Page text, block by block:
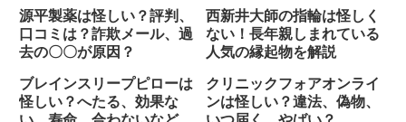
源平製薬は怪しい？評判、
口コミは？詐欺メール、過
去の〇〇が原因？
西新井大師の指輪は怪しく
ない！長年親しまれている
人気の縁起物を解説
ブレインスリープピローは
怪しい？へたる、効果な
クリニックフォアオンライ
ンは怪しい？違法、偽物、